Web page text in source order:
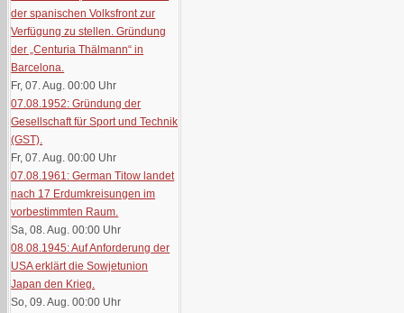
der spanischen Volksfront zur
Verfügung zu stellen. Gründung
der „Centuria Thälmann“ in
Barcelona.
Fr, 07. Aug. 00:00 Uhr
07.08.1952: Gründung der
Gesellschaft für Sport und Technik
(GST).
Fr, 07. Aug. 00:00 Uhr
07.08.1961: German Titow landet
nach 17 Erdumkreisungen im
vorbestimmten Raum.
Sa, 08. Aug. 00:00 Uhr
08.08.1945: Auf Anforderung der
USA erklärt die Sowjetunion
Japan den Krieg.
So, 09. Aug. 00:00 Uhr